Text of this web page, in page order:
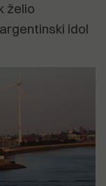
želio
idol